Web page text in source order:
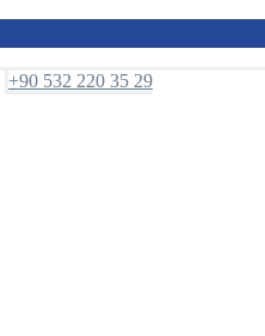
+90 532 220 35 29